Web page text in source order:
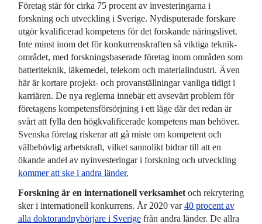
Företag står för cirka 75 procent av investeringarna i
forskning och utveckling i Sverige. Nydisputerade forskare
utgör kvalificerad kompetens för det forskande närings­livet.
Inte minst inom det för konkurrens­kraften så viktiga teknik­
området, med forsknings­baserade företag inom områden som
batteri­teknik, läkemedel, telekom och material­industri. Även
här är kortare projekt- och prov­anställningar vanliga tidigt i
karriären. De nya reglerna innebär ett avsevärt problem för
företagens kompetens­försörjning i ett läge där det redan är
svårt att fylla den hög­kvalificerade kompetens man behöver.
Svenska företag riskerar att gå miste om kompetent och
välbehövlig arbets­kraft, vilket sannolikt bidrar till att en
ökande andel av nyinvesteringar i forskning och utveckling
kommer att ske i andra länder.
Forskning är en internationell verksamhetoch rekrytering
sker i internationell konkurrens. År 2020 var40 procent av
alla doktorand­nybörjare i Sverigefrån andra länder. De allra